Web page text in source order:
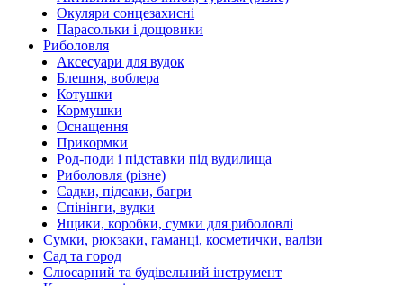
Окуляри сонцезахисні
Парасольки і дощовики
Риболовля
Аксесуари для вудок
Блешня, воблера
Котушки
Кормушки
Оснащення
Прикормки
Род-поди і підставки під вудилища
Риболовля (різне)
Садки, підсаки, багри
Спінінги, вудки
Ящики, коробки, сумки для риболовлі
Сумки, рюкзаки, гаманці, косметички, валізи
Сад та город
Слюсарний та будівельний інструмент